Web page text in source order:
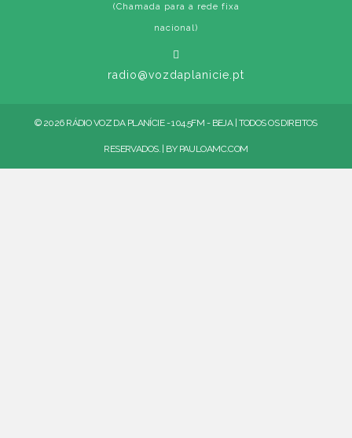
(Chamada para a rede fixa
nacional)
radio@vozdaplanicie.pt
© 2026 RÁDIO VOZ DA PLANÍCIE - 104.5FM - BEJA | TODOS OS DIREITOS
RESERVADOS. | BY PAULOAMC.COM